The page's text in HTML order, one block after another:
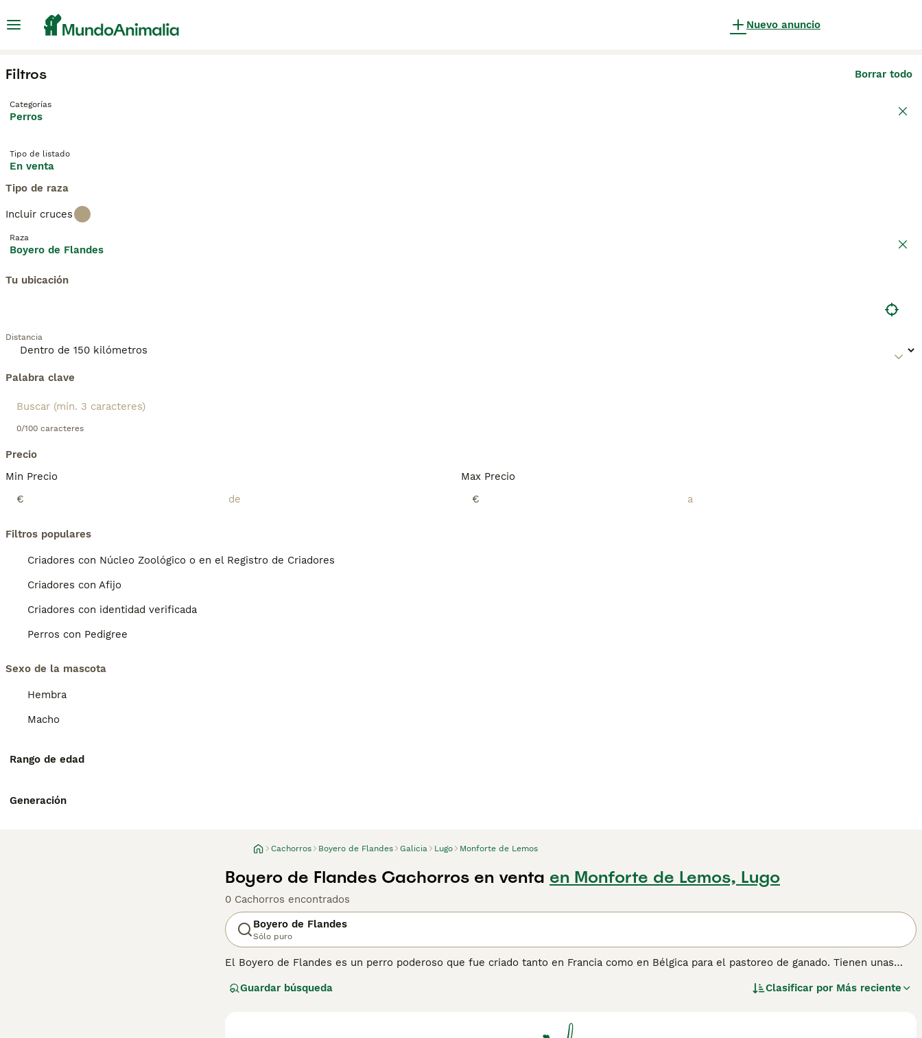
Nuevo anuncio
Filtros Borrar todo
Categorías
Perros
Tipo de listado
En venta
Tipo de raza
Incluir cruces
Raza
Boyero de Flandes
Tu ubicación
Distancia
Palabra clave
0/100 caracteres
Precio
Min Precio
€
Max Precio
€
Filtros populares
Criadores con Núcleo Zoológico o en el Registro de Criadores
Criadores con Afijo
Criadores con identidad verificada
Perros con Pedigree
Sexo de la mascota
Hembra
Macho
Rango de edad
Generación
Cachorros Boyero de Flandes Galicia Lugo Monforte de Lemos
Boyero de Flandes Cachorros en venta en Monforte de Lemos, Lugo
0 Cachorros encontrados
Boyero de Flandes
Sólo puro
El Boyero de Flandes es un perro poderoso que fue criado tanto en Francia como en Bélgica para el pastoreo de ganado. Tienen unas
imponente. Sin embargo, estos perros se caracterizan por ser amigables y tener un temperamento equilibrado, por lo que siempre han
para obtener información sobre esta raza de perro.
Guardar búsqueda Clasificar por Más reciente